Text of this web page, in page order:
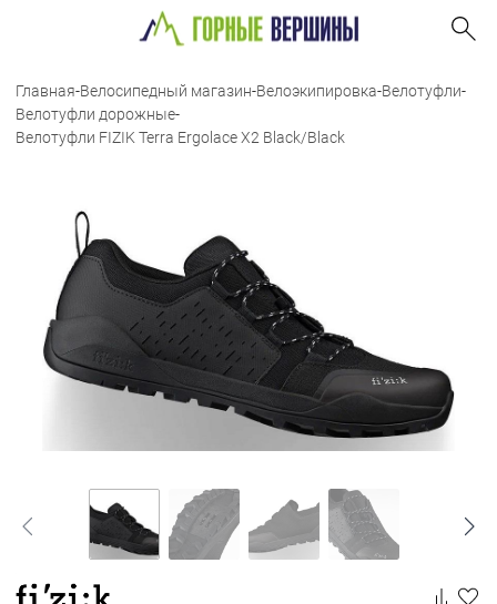
Главная-Велосипедный магазин-Велоэкипировка-Велотуфли-
Велотуфли дорожные-
Велотуфли FIZIK Terra Ergolace X2 Black/Black